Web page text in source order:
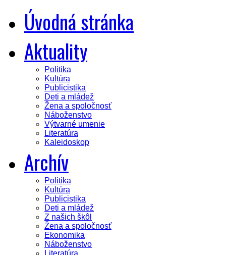
Úvodná stránka
Aktuality
Politika
Kultúra
Publicistika
Deti a mládež
Žena a spoločnosť
Náboženstvo
Výtvarné umenie
Literatúra
Kaleidoskop
Archív
Politika
Kultúra
Publicistika
Deti a mládež
Z našich škôl
Žena a spoločnosť
Ekonomika
Náboženstvo